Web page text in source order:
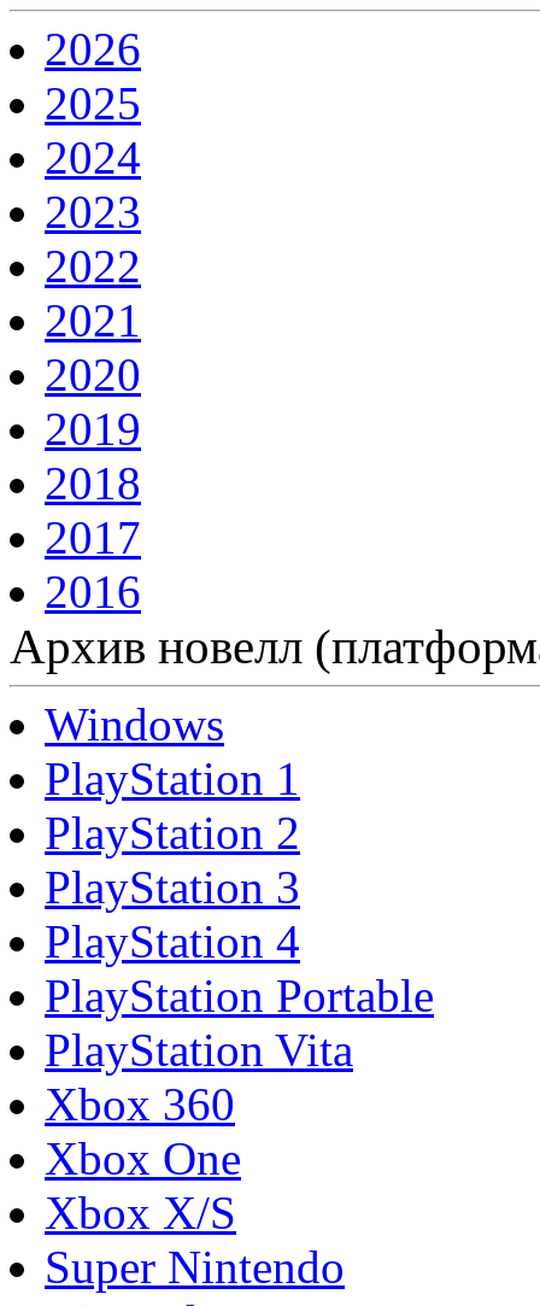
2026
2025
2024
2023
2022
2021
2020
2019
2018
2017
2016
Архив новелл
Windows
PlayStation 1
PlayStation 2
PlayStation 3
PlayStation 4
PlayStation Portable
PlayStation Vita
Xbox 360
Xbox One
Xbox X/S
Super Nintendo